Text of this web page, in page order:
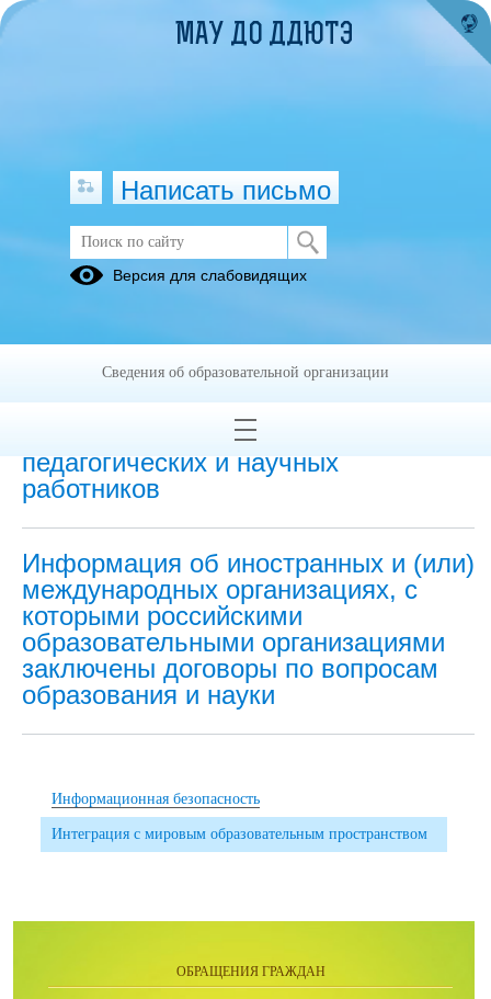
Численность иностранных
программам
Численность иностранных
педагогических и научных
работников
Информация об иностранных и (или)
международных организациях, с
которыми российскими
образовательными организациями
заключены договоры по вопросам
образования и науки
Информационная безопасность
Интеграция с мировым образовательным пространством
ОБРАЩЕНИЯ ГРАЖДАН
МАУ ДО ДДЮТЭ
Написать письмо
Версия для слабовидящих
Сведения об образовательной организации